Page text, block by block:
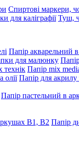
Спиртові маркери,
для каліграфії Туш,
Папір акварельний
для малюнку
технік Папір mix
олії Папір для акрилу
Папір пастельний в
В1, В2 Папір